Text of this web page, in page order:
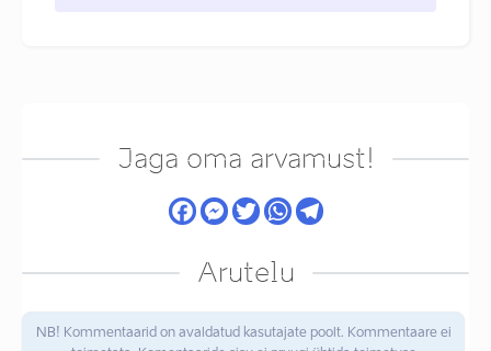
Jaga oma arvamust!
Arutelu
NB! Kommentaarid on avaldatud kasutajate poolt. Kommentaare ei